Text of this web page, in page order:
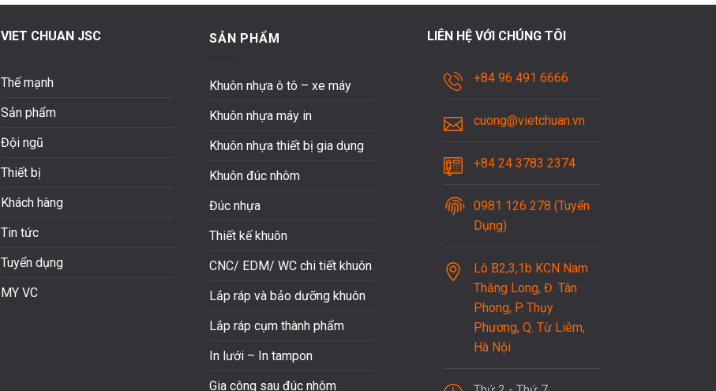
VIET CHUAN JSC
Thế mạnh
Sản phẩm
Đội ngũ
Thiết bị
Khách hàng
Tin tức
Tuyển dụng
MY VC
SẢN PHẨM
Khuôn nhựa ô tô – xe máy
Khuôn nhựa máy in
Khuôn nhựa thiết bị gia dụng
Khuôn đúc nhôm
Đúc nhựa
Thiết kế khuôn
CNC/ EDM/ WC chi tiết khuôn
Lắp ráp và bảo dưỡng khuôn
Lắp ráp cụm thành phẩm
In lưới – In tampon
Gia công sau đúc nhôm
LIÊN HỆ VỚI CHÚNG TÔI
+84 96 491 6666
cuong@vietchuan.vn
+84 24 3783 2374
0981 126 278 (Tuyển
Dụng)
Lô B2,3,1b KCN Nam
Thăng Long, Đ. Tân
Phong, P. Thụy
Phương, Q. Từ Liêm,
Hà Nội